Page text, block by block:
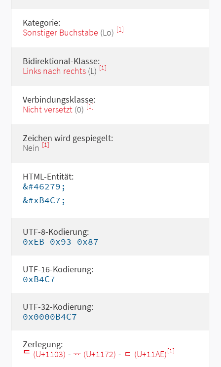
Kategorie:
Sonstiger Buchstabe (Lo) [1]
Bidirektional-Klasse:
Links nach rechts(L) [1]
Verbindungsklasse:
Nicht versetzt(0) [1]
Zeichen wird gespiegelt:
Nein [1]
HTML-Entität:
&#46279;
&#xB4C7;
UTF-8-Kodierung:
0xEB 0x93 0x87
UTF-16-Kodierung:
0xB4C7
UTF-32-Kodierung:
0x0000B4C7
Zerlegung:
ᄃ (U+1103) - ᅲ (U+1172) - ᆮ (U+11AE)[1]